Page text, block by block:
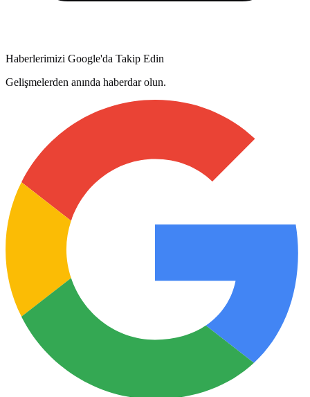
Haberlerimizi Google'da Takip Edin
Gelişmelerden anında haberdar olun.